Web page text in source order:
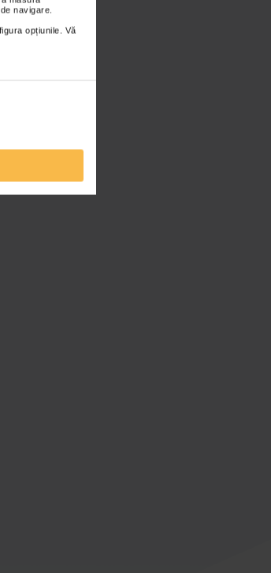
navigare.
opțiunile. Vă